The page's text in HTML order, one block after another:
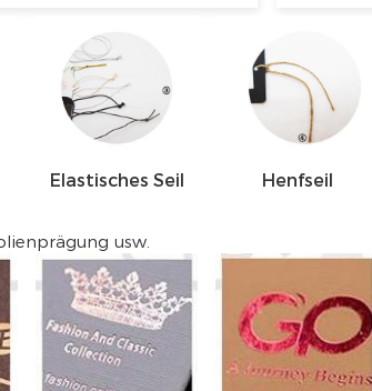
Elastisches Seil Henfseil
usw.